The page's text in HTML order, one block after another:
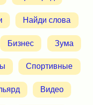
Найди слова
Бизнес Зума
Спортивные
Видео